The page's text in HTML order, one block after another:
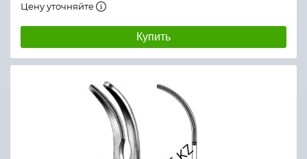
Цену уточняйте
Купить